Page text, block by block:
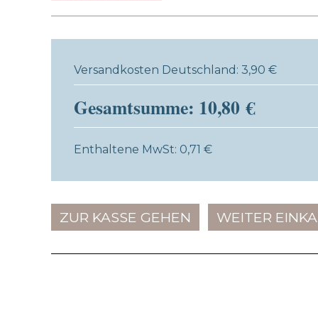
Versandkosten Deutschland: 3,90 €
Gesamtsumme: 10,80 €
Enthaltene MwSt: 0,71 €
ZUR KASSE GEHEN WEITER